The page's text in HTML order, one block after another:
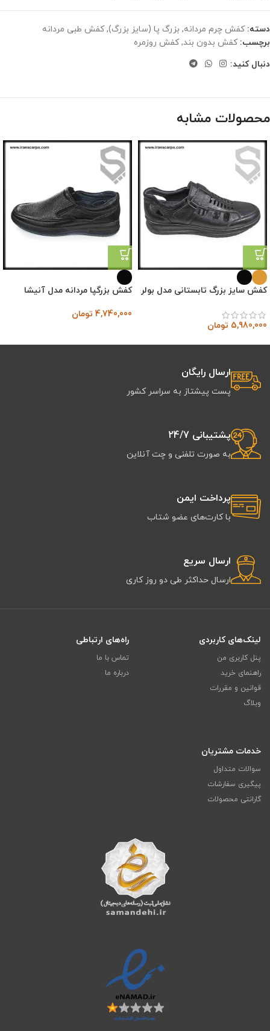
دسته: کفش چرم مردانه, بزرگ پا (سایز بزرگ), کفش طبی مردانه
برچسب: کفش بدون بند, کفش روزمره
دنبال کنید:
محصولات مشابه
کفش سایز بزرگ تابستانی مدل بولر
5,980,000 تومان
کفش بزرگپا مردانه مدل آنیشا
4,740,000 تومان
ارسال رایگان
پست پیشتاز به سراسر کشور
پشتیبانی 24/7
به صورت تلفنی و چت آنلاین
پرداخت ایمن
با کارت‌های عضو شتاب
ارسال سریع
ارسال حداکثر طی دو روز کاری
لینک‌های کاربردی
پنل کاربری من
راهنمای خرید
قوانین و مقررات
وبلاگ
راه‌های ارتباطی
تماس با ما
درباره ما
خدمات مشتریان
سوالات متداول
پیگیری سفارشات
گارانتی محصولات